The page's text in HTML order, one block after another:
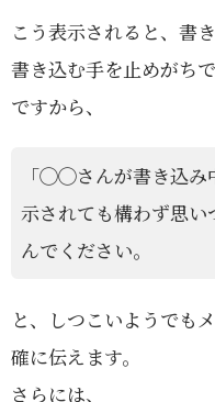
こう表示されると、書
書き込む手を止めがちで
ですから、
「◯◯さんが書き込み
示されても構わず思
んでください。
と、しつこいようでも
確に伝えます。
さらには、